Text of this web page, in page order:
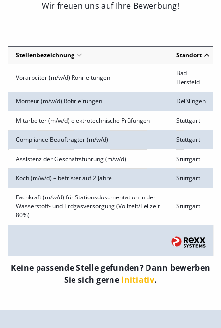
Wir freuen uns auf Ihre Bewerbung!
Stellenbezeichnung Standort
Vorarbeiter (m/w/d) Rohrleitungen
Bad
Hersfeld
Monteur (m/w/d) Rohrleitungen Deißlingen
Mitarbeiter (m/w/d) elektrotechnische Prüfungen Stuttgart
Compliance Beauftragter (m/w/d) Stuttgart
Assistenz der Geschäftsführung (m/w/d) Stuttgart
Koch (m/w/d) – befristet auf 2 Jahre Stuttgart
Fachkraft (m/w/d) für Stationsdokumentation in der
Wasserstoff- und Erdgasversorgung (Vollzeit/Teilzeit
80%)
Stuttgart
Keine passende Stelle gefunden? Dann bewerben
Sie sich gerne initiativ.